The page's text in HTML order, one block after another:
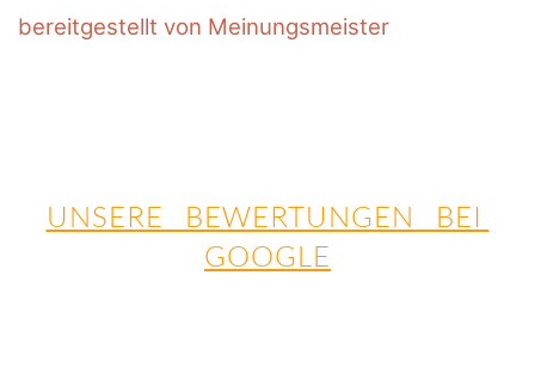
bereitgestellt von Meinungsmeister
UNSERE BEWERTUNGEN BEI
GOOGLE